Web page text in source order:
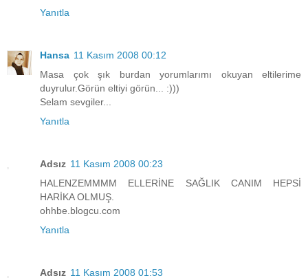
Yanıtla
Hansa 11 Kasım 2008 00:12
Masa çok şık burdan yorumlarımı okuyan eltilerime
duyrulur.Görün eltiyi görün... :)))
Selam sevgiler...
Yanıtla
Adsız 11 Kasım 2008 00:23
HALENZEMMMM ELLERİNE SAĞLIK CANIM HEPSİ
HARİKA OLMUŞ.
ohhbe.blogcu.com
Yanıtla
Adsız 11 Kasım 2008 01:53